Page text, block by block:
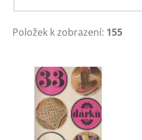
Položek k zobrazení: 155